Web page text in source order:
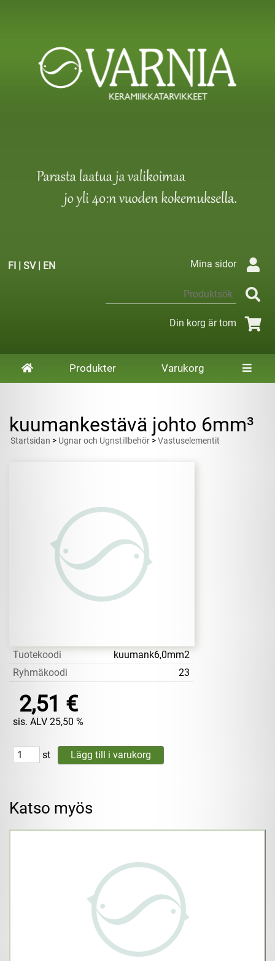
FI | SV| EN Mina sidor
Din korg är tom
Produkter Varukorg
kuumankestävä johto 6mm³
Startsidan > Ugnar och Ugnstillbehör >Vastuselementit
Tuotekoodi
kuumank6,0mm2
Ryhmäkoodi
23
2,51 €
sis. ALV 25,50 %
st
Katso myös